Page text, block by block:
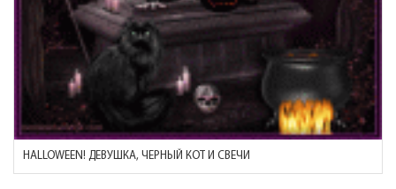
HALLOWEEN! ДЕВУШКА, ЧЕРНЫЙ КОТ И СВЕЧИ